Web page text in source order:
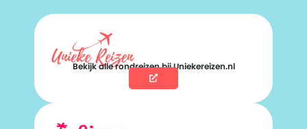
Bekijk alle rondreizen bij Uniekereizen.nl